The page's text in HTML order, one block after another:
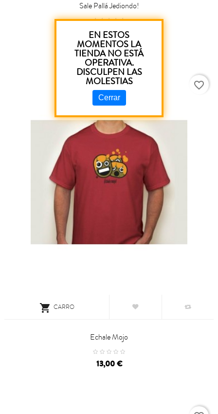
Sale Pallá Jediondo!
Precio
13,00 €
 CARRO
Echale Mojo
Precio
13,00 €
favorite_border
EN ESTOS
MOMENTOS LA
TIENDA NO ESTÁ
OPERATIVA.
DISCULPEN LAS
MOLESTIAS
Cerrar